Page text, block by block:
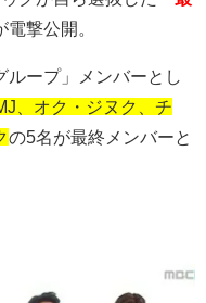
撃公開。
ープ」メンバーとし
、オク・ジヌク、チ
の5名が最終メンバーと